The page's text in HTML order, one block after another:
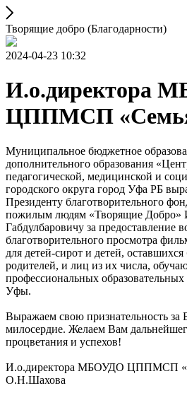
Творящие добро (Благодарности)
2024-04-23 10:32
И.о.директора
ЦППМСП
Муниципальное бюджетное
дополнительного образования
педагогической, медицинской и
городского округа город Уфа РБ
Президенту благотворительного
пожилым людям «Творящие Добро»
Габдулбаровичу за предоставление
благотворительного просмотра
для детей-сирот и детей,
родителей, и лиц из их числа,
профессиональных образовательных
Уфы.
Выражаем свою признательность за
милосердие. Желаем Вам
процветания и успехов!
И.о.директора МБОУДО ЦППМСП
О.Н.Шахова